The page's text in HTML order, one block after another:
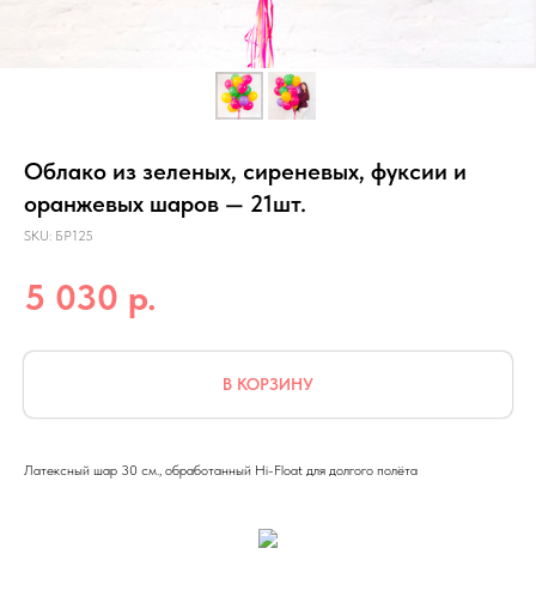
Облако из зеленых, сиреневых, фуксии и
оранжевых шаров — 21шт.
SKU: БР125
5 030 р.
В КОРЗИНУ
Латексный шар 30 см., обработанный Hi-Float для долгого полёта